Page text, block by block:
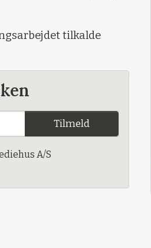
tilkalde
Tilmeld
A/S